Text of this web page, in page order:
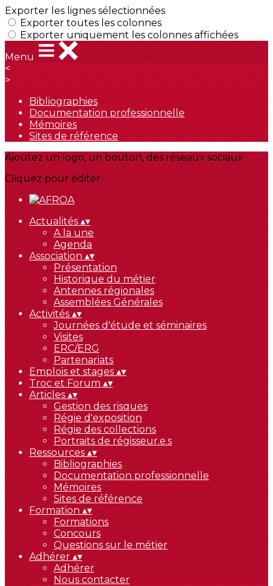
Exporter les lignes sélectionnées
Exporter toutes les colonnes
Exporter uniquement les colonnes affichées
Menu
<
>
Bibliographies
Documentation professionnelle
Mémoires
Sites de référence
Ajoutez un logo, un bouton, des réseaux sociaux
Cliquez pour éditer
Actualités ▴▾
A la une
Agenda
Association ▴▾
Présentation
Historique du métier
Antennes régionales
Assemblées Générales
Activités ▴▾
Journées d'étude et séminaires
Visites
ERC/ERG
Partenariats
Emplois et stages ▴▾
Troc et Forum ▴▾
Articles ▴▾
Gestion des risques
Régie d'exposition
Régie des collections
Portraits de régisseur.e.s
Ressources ▴▾
Bibliographies
Documentation professionnelle
Mémoires
Sites de référence
Formation ▴▾
Formations
Concours
Questions sur le métier
Adhérer ▴▾
Adhérer
Nous contacter